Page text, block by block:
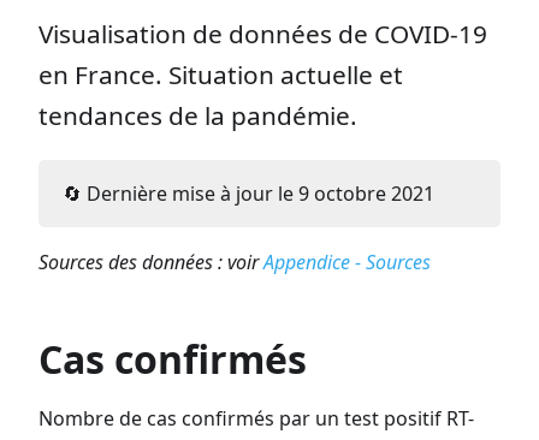
Visualisation de données de COVID-19
en France. Situation actuelle et
tendances de la pandémie.
🔄 Dernière mise à jour le9 octobre2021
Sources des données : voirAppendice - Sources
Cas confirmés
Nombre de cas confirmés par un test positif RT-